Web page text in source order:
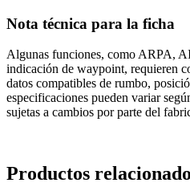
Nota técnica para la ficha
Algunas funciones, como ARPA,
indicación de waypoint, requieren
datos compatibles de rumbo,
especificaciones pueden variar
sujetas a cambios por parte del
Productos